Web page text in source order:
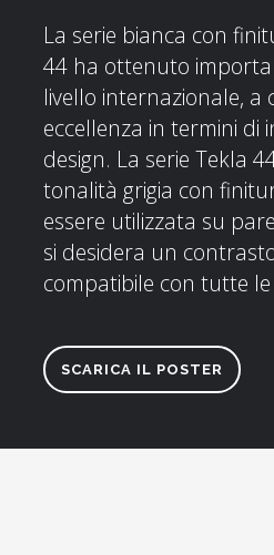
La serie bianca con
44 ha ottenuto
livello internazionale, a
eccellenza in termini di
design. La serie Tekla
tonalità grigia con
essere utilizzata su
si desidera un
compatibile con tutte le
SCARICA IL POSTER